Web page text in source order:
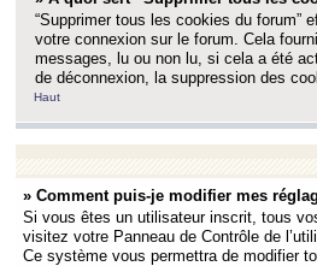
“Supprimer tous les cookies du forum”
votre connexion sur le forum. Cela
messages, lu ou non lu, si cela a été
de déconnexion, la suppression des
Haut
» Comment puis-je modifier mes
Si vous êtes un utilisateur inscrit, tous
visitez votre Panneau de Contrôle de
Ce système vous permettra de modifier